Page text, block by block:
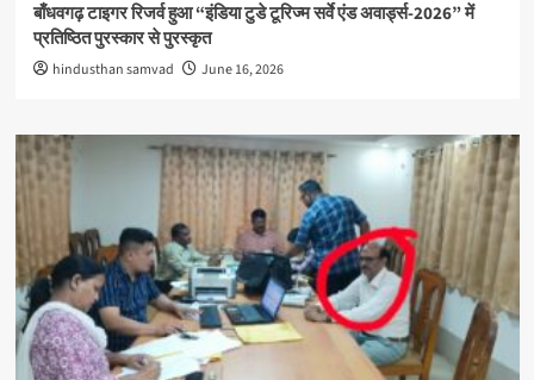
बाँधवगढ़ टाइगर रिजर्व हुआ “इंडिया टुडे टूरिज्म सर्वे एंड अवार्ड्स-2026” में
प्रतिष्ठित पुरस्कार से पुरस्कृत
hindusthan samvad June 16, 2026